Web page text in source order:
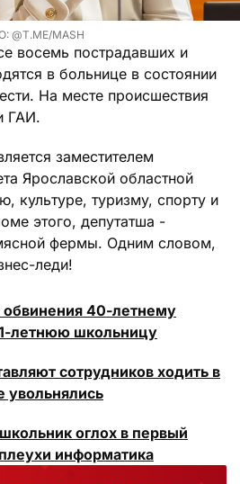
MASH
восемь пострадавших и
в больнице в состоянии
На месте происшествия
ГАИ.
заместителем
Ярославской областной
культуре, туризму, спорту и
этого, депутатша -
фермы. Одним словом,
леди!
обвинения 40-летнему
летнюю школьницу
сотрудников ходить в
увольнялись
оглох в первый
информатика